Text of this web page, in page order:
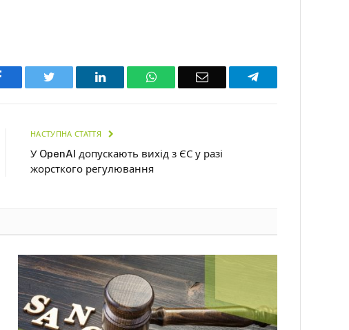
Facebook Twitter LinkedIn WhatsAppEmail Telegram
НАСТУПНА СТАТТЯ
У OpenAI допускають вихід з ЄС у разі
жорсткого регулювання